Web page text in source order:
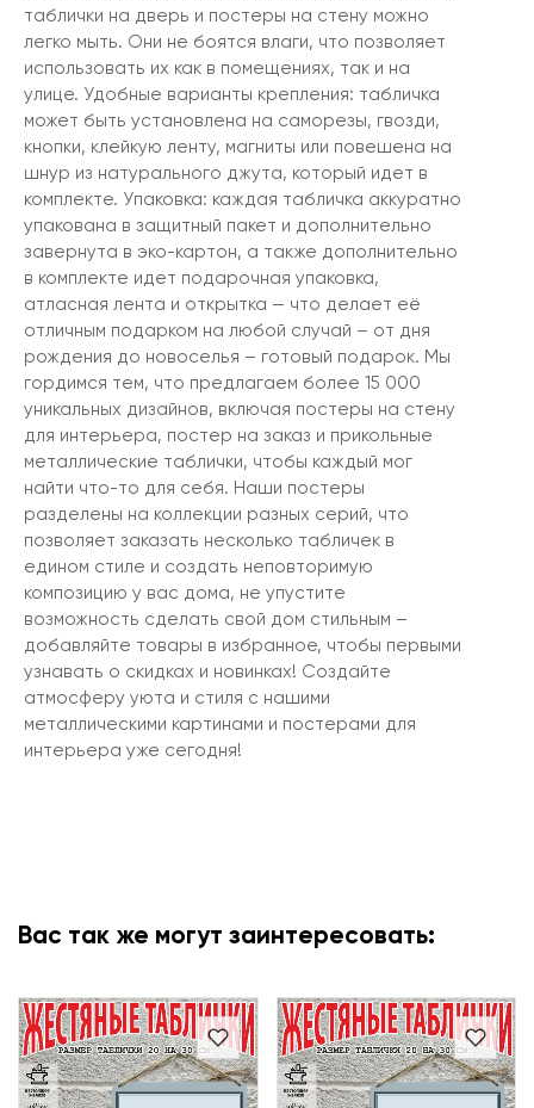
таблички на дверь и постеры на стену можно
легко мыть. Они не боятся влаги, что позволяет
использовать их как в помещениях, так и на
улице. Удобные варианты крепления: табличка
может быть установлена на саморезы, гвозди,
кнопки, клейкую ленту, магниты или повешена на
шнур из натурального джута, который идет в
комплекте. Упаковка: каждая табличка аккуратно
упакована в защитный пакет и дополнительно
завернута в эко-картон, а также дополнительно
в комплекте идет подарочная упаковка,
атласная лента и открытка — что делает её
отличным подарком на любой случай – от дня
рождения до новоселья – готовый подарок. Мы
гордимся тем, что предлагаем более 15 000
уникальных дизайнов, включая постеры на стену
для интерьера, постер на заказ и прикольные
металлические таблички, чтобы каждый мог
найти что-то для себя. Наши постеры
разделены на коллекции разных серий, что
позволяет заказать несколько табличек в
едином стиле и создать неповторимую
композицию у вас дома, не упустите
возможность сделать свой дом стильным –
добавляйте товары в избранное, чтобы первыми
узнавать о скидках и новинках! Создайте
атмосферу уюта и стиля с нашими
металлическими картинами и постерами для
интерьера уже сегодня!
Вас так же могут заинтересовать: